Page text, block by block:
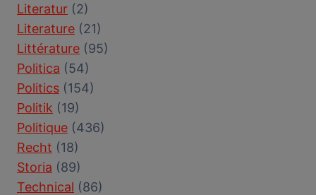
Literatur (2)
Literature (21)
Littérature (95)
Politica (54)
Politics (154)
Politik (19)
Politique (436)
Recht (18)
Storia (89)
Technical (86)